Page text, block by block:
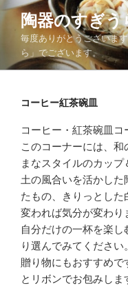
コ
ツ
陶器のすぎう
毎度ありがとうございま
ら」でございます。
コーヒー紅茶碗皿
コーヒー・紅茶碗皿コ
このコーナーには、
まなスタイルのカップ
土の風合いを活かし
たもの、きりっとし
変われば気分が変わり
自分だけの一杯を楽し
り選んでみてください。
贈り物にもおすすめ
とリボンでお包みしま